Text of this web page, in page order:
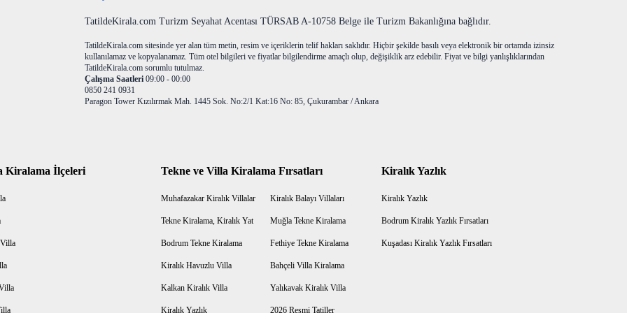
TatildeKirala.com Turizm Seyahat Acentası TÜRSAB A-10758 Belge ile Turizm Bakanlığına bağlıdır.
TatildeKirala.com sitesinde yer alan tüm metin, resim ve içeriklerin telif hakları saklıdır. Hiçbir şekilde basılı veya elektronik bir ortamda izinsiz
kullanılamaz ve kopyalanamaz. Tüm otel bilgileri ve fiyatlar bilgilendirme amaçlı olup, değişiklik arz edebilir. Fiyat ve bilgi yanlışlıklarından
TatildeKirala.com sorumlu tutulmaz.
Çalışma Saatleri 09:00 - 00:00
0850 241 0931
Paragon Tower Kızılırmak Mah. 1445 Sok. No:2/1 Kat:16 No: 85, Çukurambar / Ankara
Kiralama İlçeleri Tekne ve Villa Kiralama Fırsatları
Muhafazakar Kiralık Villalar Kiralık Balayı Villaları
Tekne Kiralama, Kiralık Yat Muğla Tekne Kiralama
Bodrum Tekne Kiralama Fethiye Tekne Kiralama
Kiralık Havuzlu Villa Bahçeli Villa Kiralama
Kalkan Kiralık Villa Yalıkavak Kiralık Villa
Kiralık Yazlık 2026 Resmi Tatiller
Kiralık Yazlık
Kiralık Yazlık
Bodrum Kiralık Yazlık Fırsatları
Kuşadası Kiralık Yazlık Fırsatları